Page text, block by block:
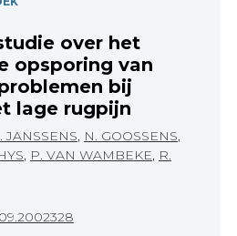
over het
opsporing van
bij
lage rugpijn
JANSSENS, N. GOOSSENS,
, P. VAN WAMBEKE, R.